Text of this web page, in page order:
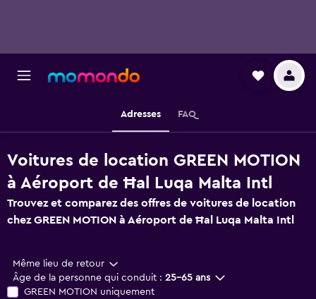
Adresses FAQ
Voitures de location GREEN MOTION
à Aéroport de Ħal Luqa Malta Intl
Trouvez et comparez des offres de voitures de location
chez GREEN MOTION à Aéroport de Ħal Luqa Malta Intl
Même lieu de retour
Âge de la personne qui conduit : 25-65 ans
GREEN MOTION uniquement